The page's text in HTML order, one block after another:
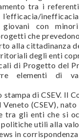
tra i
giovani con
che
alla cittadinanza
degli enti
di Progetto del
elementi di
di CSEV. Il
(CSEV),
tra gli enti che si
politiche utili alla
in